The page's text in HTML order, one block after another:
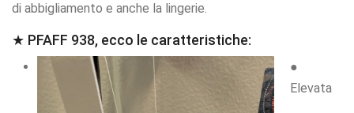
di abbigliamento e anche la lingerie.
★ PFAFF 938, ecco le caratteristiche:
●
Elevata